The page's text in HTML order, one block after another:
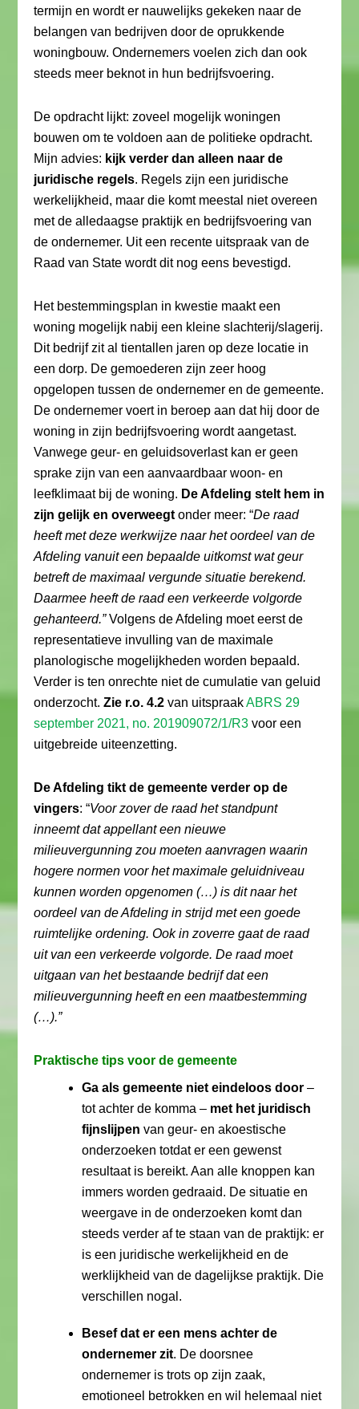
termijn en wordt er nauwelijks gekeken naar de
belangen van bedrijven door de oprukkende
woningbouw. Ondernemers voelen zich dan ook
steeds meer beknot in hun bedrijfsvoering.
De opdracht lijkt: zoveel mogelijk woningen
bouwen om te voldoen aan de politieke opdracht.
Mijn advies: kijk verder dan alleen naar de
juridische regels. Regels zijn een juridische
werkelijkheid, maar die komt meestal niet overeen
met de alledaagse praktijk en bedrijfsvoering van
de ondernemer. Uit een recente uitspraak van de
Raad van State wordt dit nog eens bevestigd.
Het bestemmingsplan in kwestie maakt een
woning mogelijk nabij een kleine slachterij/slagerij.
Dit bedrijf zit al tientallen jaren op deze locatie in
een dorp. De gemoederen zijn zeer hoog
opgelopen tussen de ondernemer en de gemeente.
De ondernemer voert in beroep aan dat hij door de
woning in zijn bedrijfsvoering wordt aangetast.
Vanwege geur- en geluidsoverlast kan er geen
sprake zijn van een aanvaardbaar woon- en
leefklimaat bij de woning. De Afdeling stelt hem in
zijn gelijk en overweegt onder meer: “De raad
heeft met deze werkwijze naar het oordeel van de
Afdeling vanuit een bepaalde uitkomst wat geur
betreft de maximaal vergunde situatie berekend.
Daarmee heeft de raad een verkeerde volgorde
gehanteerd.”Volgens de Afdeling moet eerst de
representatieve invulling van de maximale
planologische mogelijkheden worden bepaald.
Verder is ten onrechte niet de cumulatie van geluid
onderzocht.Zie r.o. 4.2 van uitspraakABRS 29
september 2021, no. 201909072/1/R3 voor een
uitgebreide uiteenzetting.
De Afdeling tikt de gemeente verder op de
vingers: “Voor zover de raad het standpunt
inneemt dat appellant een nieuwe
milieuvergunning zou moeten aanvragen waarin
hogere normen voor het maximale geluidniveau
kunnen worden opgenomen (…) is dit naar het
oordeel van de Afdeling in strijd met een goede
ruimtelijke ordening. Ook in zoverre gaat de raad
uit van een verkeerde volgorde. De raad moet
uitgaan van het bestaande bedrijf dat een
milieuvergunning heeft en een maatbestemming
(…).”
Praktische tips voor de gemeente
Ga als gemeente niet eindeloos door –
tot achter de komma – met het juridisch
fijnslijpen van geur- en akoestische
onderzoeken totdat er een gewenst
resultaat is bereikt. Aan alle knoppen kan
immers worden gedraaid. De situatie en
weergave in de onderzoeken komt dan
steeds verder af te staan van de praktijk: er
is een juridische werkelijkheid en de
werklijkheid van de dagelijkse praktijk. Die
verschillen nogal.
Besef dat er een mens achter de
ondernemer zit. De doorsnee
ondernemer is trots op zijn zaak,
emotioneel betrokken en wil helemaal niet